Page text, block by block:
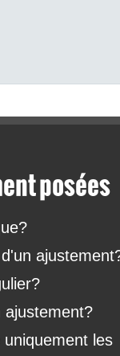
posées
ajustement?
les